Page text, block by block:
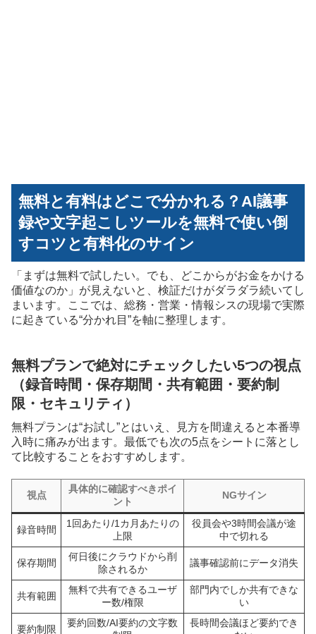
無料と有料はどこで分かれる？AI議事
録や文字起こしツールを無料で使い倒
すコツと有料化のサイン
「まずは無料で試したい。でも、どこからがお金をかける
価値なのか」が見えないと、検証だけがダラダラ続いてし
まいます。ここでは、総務・営業・情報シスの現場で実際
に起きている“分かれ目”を軸に整理します。
無料プランで絶対にチェックしたい5つの視点
（録音時間・保存期間・共有範囲・要約制
限・セキュリティ）
無料プランは“お試し”とはいえ、見方を間違えると本番導
入時に痛みが出ます。最低でも次の5点をシートに落とし
て比較することをおすすめします。
視点
具体的に確認すべきポイ
ント
NGサイン
録音時間
1回あたり/1カ月あたりの
上限
役員会や3時間会議が途
中で切れる
保存期間
何日後にクラウドから削
除されるか
議事確認前にデータ消失
共有範囲
無料で共有できるユーザ
ー数/権限
部門内でしか共有できな
い
要約制限
要約回数/AI要約の文字数
長時間会議ほど要約でき